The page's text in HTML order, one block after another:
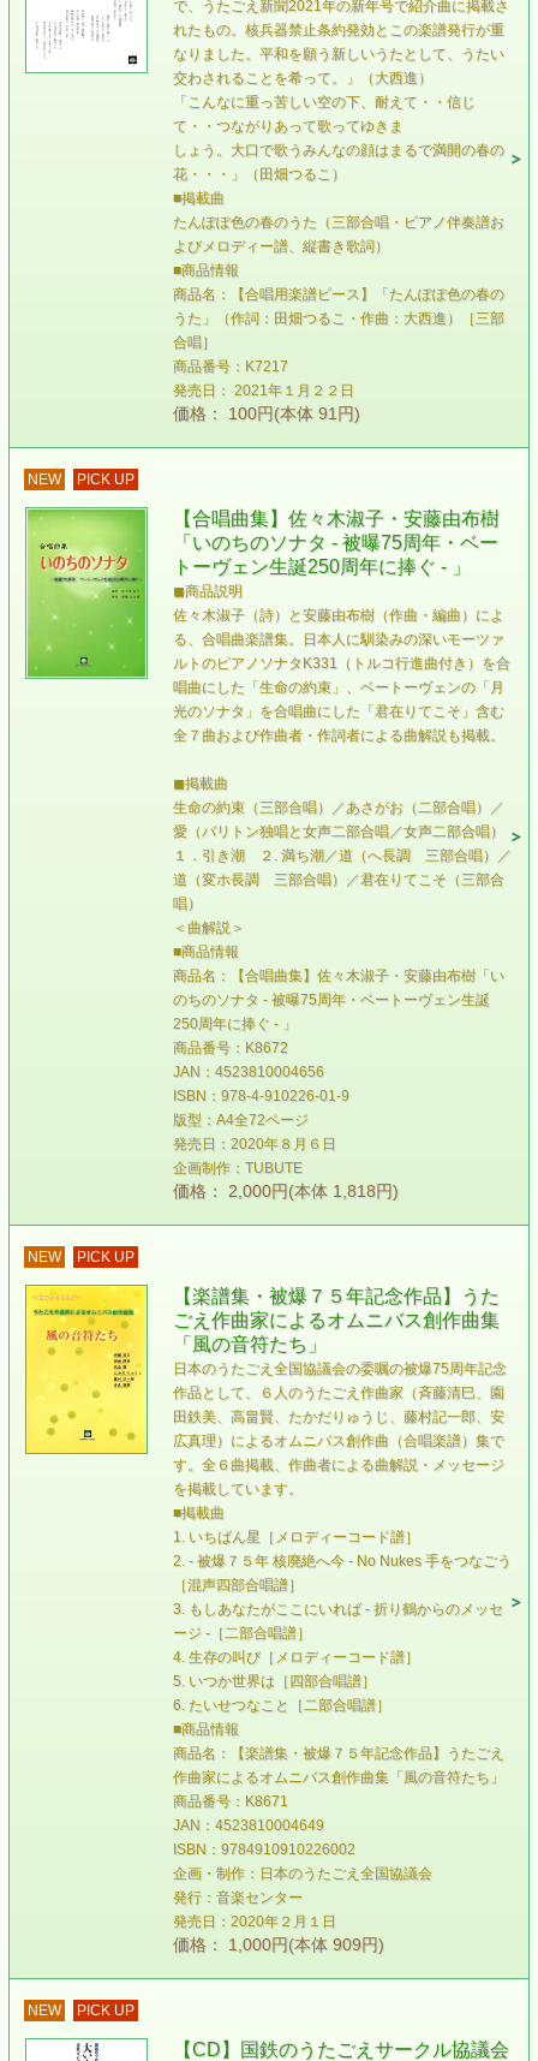
で、うたごえ新聞2021年の新年号で紹介曲に掲載さ
れたもの。核兵器禁止条約発効とこの楽譜発行が重
なりました。平和を願う新しいうたとして、うたい
交わされることを希って。」（大西進）
「こんなに重っ苦しい空の下、耐えて・・信じ
て・・つながりあって歌ってゆきま
しょう。大口で歌うみんなの顔はまるで満開の春の
花・・・」（田畑つるこ）
■掲載曲
たんぽぽ色の春のうた（三部合唱・ピアノ伴奏譜お
よびメロディー譜、縦書き歌詞）
■商品情報
商品名：【合唱用楽譜ピース】「たんぽぽ色の春の
うた」（作詞：田畑つるこ・作曲：大西進）［三部
合唱］
商品番号：K7217
発売日： 2021年１月２２日
価格： 100円(本体 91円)
NEW PICK UP
【合唱曲集】佐々木淑子・安藤由布樹
「いのちのソナタ - 被曝75周年・ベー
トーヴェン生誕250周年に捧ぐ - 」
◼商品説明
佐々木淑子（詩）と安藤由布樹（作曲・編曲）によ
る、合唱曲楽譜集。日本人に馴染みの深いモーツァ
ルトのピアノソナタK331（トルコ行進曲付き）を合
唱曲にした「生命の約束」、ベートーヴェンの「月
光のソナタ」を合唱曲にした「君在りてこそ」含む
全７曲および作曲者・作詞者による曲解説も掲載。
◼掲載曲
生命の約束（三部合唱）／あさがお（二部合唱）／
愛（バリトン独唱と女声二部合唱／女声二部合唱）
１．引き潮 ２. 満ち潮／道（へ長調 三部合唱）／
道（変ホ長調 三部合唱）／君在りてこそ（三部合
唱）
＜曲解説＞
■商品情報
商品名：【合唱曲集】佐々木淑子・安藤由布樹「い
のちのソナタ - 被曝75周年・ベートーヴェン生誕
250周年に捧ぐ - 」
商品番号：K8672
JAN：4523810004656
ISBN：978-4-910226-01-9
版型：A4全72ページ
発売日：2020年８月６日
企画制作：TUBUTE
価格： 2,000円(本体 1,818円)
NEW PICK UP
【楽譜集・被爆７５年記念作品】うた
ごえ作曲家によるオムニバス創作曲集
「風の音符たち」
日本のうたごえ全国協議会の委嘱の被爆75周年記念
作品として、６人のうたごえ作曲家（斉藤清巳、園
田鉄美、高畠賢、たかだりゅうじ、藤村記一郎、安
広真理）によるオムニバス創作曲（合唱楽譜）集で
す。全６曲掲載、作曲者による曲解説・メッセージ
を掲載しています。
■掲載曲
1. いちばん星［メロディーコード譜］
2. - 被爆７５年 核廃絶へ今 - No Nukes 手をつなごう
［混声四部合唱譜］
3. もしあなたがここにいれば - 折り鶴からのメッセ
ージ -［二部合唱譜］
4. 生存の叫び［メロディーコード譜］
5. いつか世界は［四部合唱譜］
6. たいせつなこと［二部合唱譜］
■商品情報
商品名：【楽譜集・被爆７５年記念作品】うたごえ
作曲家によるオムニバス創作曲集「風の音符たち」
商品番号：K8671
JAN：4523810004649
ISBN：9784910910226002
企画・制作：日本のうたごえ全国協議会
発行：音楽センター
発売日：2020年２月１日
価格： 1,000円(本体 909円)
NEW PICK UP
【CD】国鉄のうたごえサークル協議会